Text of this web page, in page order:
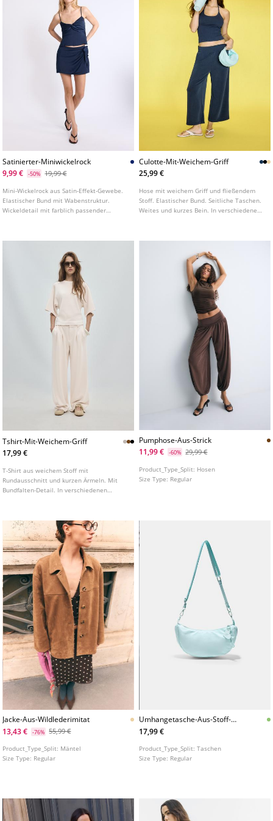
Satinierter-Miniwickelrock
9,99 €
-50% 19,99 €
Mini-Wickelrock aus Satin-Effekt-Gewebe.
Elastischer Bund mit Wabenstruktur.
Wickeldetail mit farblich passender
Culotte-Mit-Weichem-Griff
25,99 €
Hose mit weichem Griff und fließendem
Stoff. Elastischer Bund. Seitliche Taschen.
Weites und kurzes Bein. In verschiedenen
Tshirt-Mit-Weichem-Griff
17,99 €
T-Shirt aus weichem Stoff mit
Rundausschnitt und kurzen Ärmeln. Mit
Bundfalten-Detail. In verschiedenen
Pumphose-Aus-Strick
11,99 €
-60% 29,99 €
Product_Type_Split: Hosen
Size Type: Regular
Jacke-Aus-Wildlederimitat
13,43 €
-76% 55,99 €
Product_Type_Split: Mäntel
Size Type: Regular
Umhangetasche-Aus-Stoff-
Luna
17,99 €
Product_Type_Split:Taschen
Size Type: Regular